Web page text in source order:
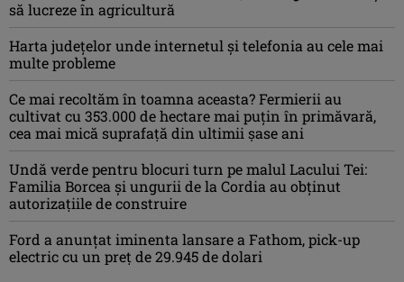
să lucreze în agricultură
Harta județelor unde internetul și telefonia au cele mai
multe probleme
Ce mai recoltăm în toamna aceasta? Fermierii au
cultivat cu 353.000 de hectare mai puțin în primăvară,
cea mai mică suprafață din ultimii șase ani
Undă verde pentru blocuri turn pe malul Lacului Tei:
Familia Borcea și ungurii de la Cordia au obținut
autorizațiile de construire
Ford a anunțat iminenta lansare a Fathom, pick-up
electric cu un preț de 29.945 de dolari